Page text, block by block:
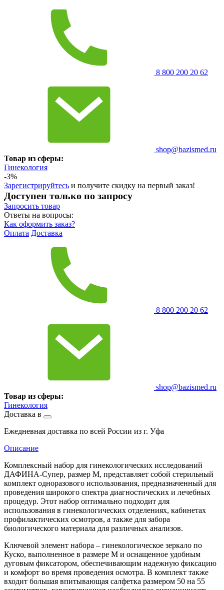
8 800 200 20 62
shop@bazismed.ru
Товар из сферы:
Гинекология
-3%
Зарегистрируйтесь и получите скидку на первый заказ!
Доступен только по запросу
Запросить товар
Ответы на вопросы:
Как оформить заказ?
Оплата Доставка
8 800 200 20 62
shop@bazismed.ru
Товар из сферы:
Гинекология
Доставка в
Ежедневная доставка по всей России из г. Уфа
Описание
Комплексный набор для гинекологических исследований
ДАФИНА-Супер, размер М, представляет собой стерильный
комплект одноразового использования, предназначенный для
проведения широкого спектра диагностических и лечебных
процедур. Этот набор оптимально подходит для
использования в гинекологических отделениях, кабинетах
профилактических осмотров, а также для забора
биологического материала для различных анализов.
Ключевой элемент набора – гинекологическое зеркало по
Куско, выполненное в размере М и оснащенное удобным
дуговым фиксатором, обеспечивающим надежную фиксацию
и комфорт во время проведения осмотра. В комплект также
входит большая впитывающая салфетка размером 50 на 55